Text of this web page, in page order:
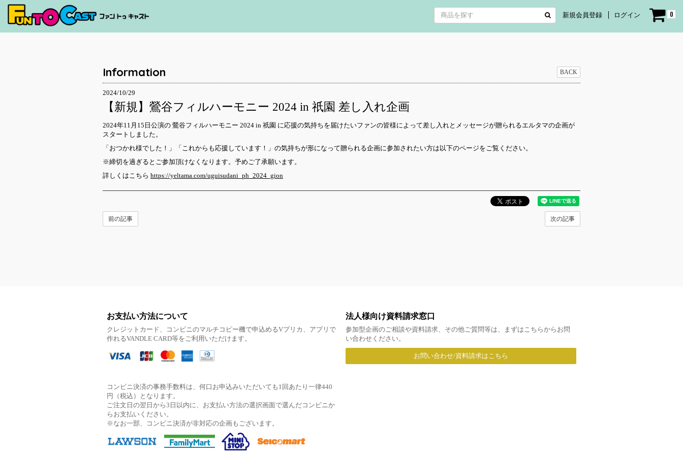
新規会員登録 ログイン 0
Information BACK
2024/10/29
【新規】鶯谷フィルハーモニー 2024 in 祇園 差し入れ企画
2024年11月15日公演の 鶯谷フィルハーモニー 2024 in 祇園 に応援の気持ちを届けたいファンの皆様によって差し入れとメッセージが贈られるエルタマの企画が
スタートしました。
「おつかれ様でした！」「これからも応援しています！」の気持ちが形になって贈られる企画に参加されたい方は以下のページをご覧ください。
※締切を過ぎるとご参加頂けなくなります。予めご了承願います。
詳しくはこちら https://yeltama.com/uguisudani_ph_2024_gion
次の記事
前の記事
お支払い方法について
クレジットカード、コンビニのマルチコピー機で申込めるVプリカ、アプリで
作れるVANDLE CARD等をご利用いただけます。
コンビニ決済の事務手数料は、何口お申込みいただいても1回あたり一律440
円（税込）となります。
ご注文日の翌日から3日以内に、お支払い方法の選択画面で選んだコンビニか
らお支払いください。
※なお一部、コンビニ決済が非対応の企画もございます。
法人様向け資料請求窓口
参加型企画のご相談や資料請求、その他ご質問等は、まずはこちらからお問
い合わせください。
お問い合わせ/資料請求はこちら